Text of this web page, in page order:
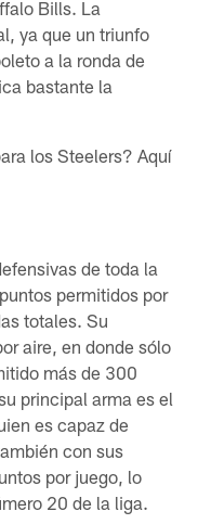
Bills. La
ya que un triunfo
a la ronda de
bastante la
los Steelers? Aquí
de toda la
permitidos por
totales. Su
aire, en donde sólo
más de 300
principal arma es el
es capaz de
con sus
por juego, lo
20 de la liga.